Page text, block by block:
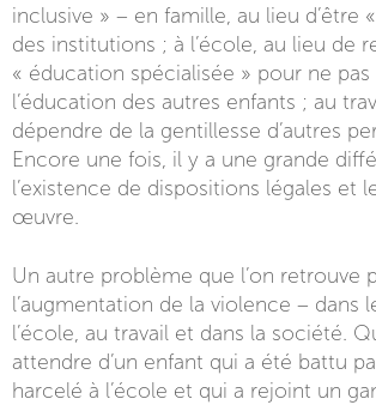
inclusive » – en famille, au lieu d’être
des institutions ; à l’école, au lieu de
« éducation spécialisée » pour ne
l’éducation des autres enfants ; au
dépendre de la gentillesse d’autres
Encore une fois, il y a une grande
l’existence de dispositions légales et
œuvre.
Un autre problème que l’on retrouve
l’augmentation de la violence – dans
l’école, au travail et dans la société.
attendre d’un enfant qui a été battu
harcelé à l’école et qui a rejoint un